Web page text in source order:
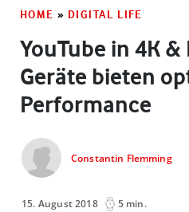
HOME » DIGITAL LIFE
YouTube in 4K &
Geräte bieten
Performance
Constantin Flemming
15. August 2018 5 min.